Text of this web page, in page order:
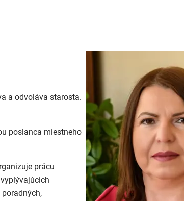
a odvoláva starosta.
poslanca miestneho
prácu